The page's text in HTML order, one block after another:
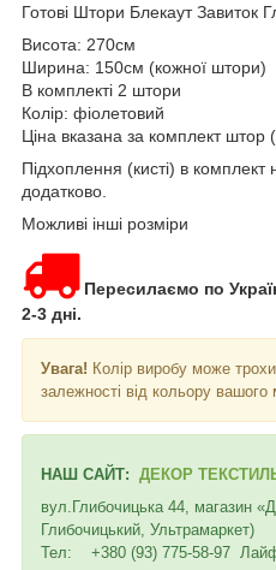
Готові Штори Блекаут Завиток
Висота: 270см
Ширина: 150см (кожної штори)
В комплекті 2 штори
Колір: фіолетовий
Ціна вказана за комплект штор
Підхоплення (кисті) в
додатково.
Можливі інші розміри
Пересилаємо по
2-3 дні.
Увага! Колір виробу може трохи
залежності від кольору вашого
НАШ САЙТ: ДЕКОР
вул.Глибочицька 44, магазин
Глибочицький, Ультрамаркет)
Тел: +380 (93) 775-58-97